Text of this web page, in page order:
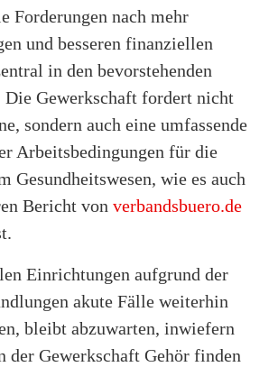
Forderungen nach mehr
und besseren finanziellen
in den bevorstehenden
Die Gewerkschaft fordert nicht
sondern auch eine umfassende
Arbeitsbedingungen für die
Gesundheitswesen, wie es auch
Bericht von verbandsbuero.de
Einrichtungen aufgrund der
akute Fälle weiterhin
bleibt abzuwarten, inwiefern
der Gewerkschaft Gehör finden